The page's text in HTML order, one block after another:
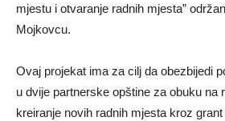
mjestu i otvaranje radnih mjesta”
Mojkovcu.
Ovaj projekat ima za cilj da obezbijedi
u dvije partnerske opštine za obuku na
kreiranje novih radnih mjesta kroz